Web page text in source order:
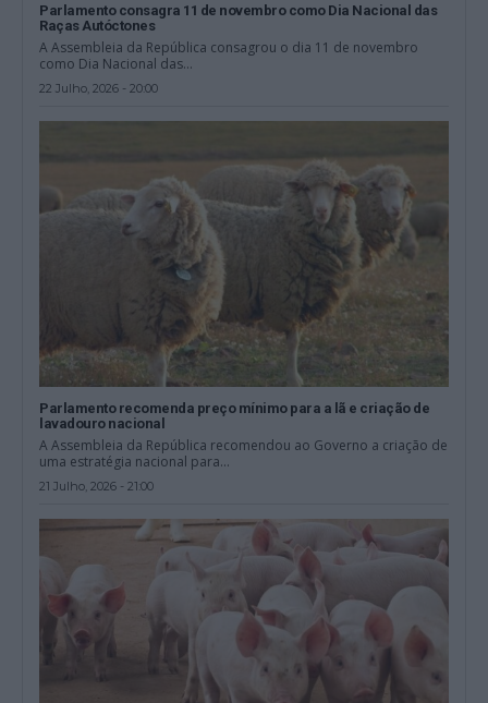
Parlamento consagra 11 de novembro como Dia Nacional das
Raças Autóctones
A Assembleia da República consagrou o dia 11 de novembro
como Dia Nacional das...
22 Julho, 2026 - 20:00
Parlamento recomenda preço mínimo para a lã e criação de
lavadouro nacional
A Assembleia da República recomendou ao Governo a criação de
uma estratégia nacional para...
21 Julho, 2026 - 21:00